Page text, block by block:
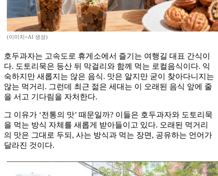
(이미지=AI 생성)
호두과자는 고속도로 휴게소에서 즐기는 여행길 대표 간식이
다. 도토리묵은 등산 뒤 막걸리와 함께 먹는 로컬음식이다. 익
숙하지만 새롭지는 않은 음식. 맛은 알지만 굳이 찾아다니지는
않는 먹거리. 그런데 최근 젊은 세대는 이 오래된 음식 앞에 줄
을 서고 기다림을 자처한다.
그 이유가 ‘전통의 맛’ 때문일까? 이들은 호두과자와 도토리묵
을 먹는 방식 자체를 새롭게 받아들이고 있다. 오래된 먹거리
의 맛은 그대로 두되, 사는 방식과 먹는 장면, 공유하는 언어가
달라진 것이다.